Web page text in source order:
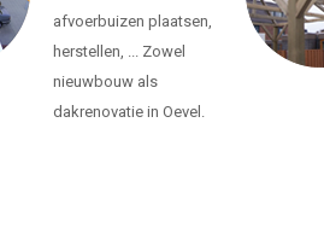
afvoerbuizen plaatsen,
herstellen, ... Zowel
nieuwbouw als
dakrenovatie in Oevel.